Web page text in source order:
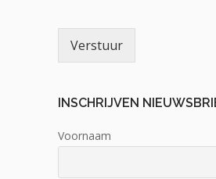
Verstuur
INSCHRIJVEN
Voornaam